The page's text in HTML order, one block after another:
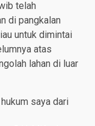
telah
di pangkalan
untuk dimintai
atas
lahan di luar
saya dari